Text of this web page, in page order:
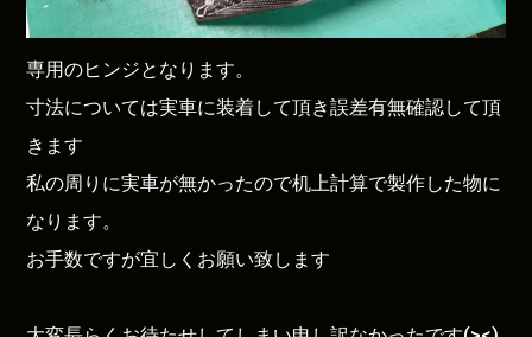
専用のヒンジとなります。
寸法については実車に装着して頂き誤差有無確認して頂
きます
私の周りに実車が無かったので机上計算で製作した物に
なります。
お手数ですが宜しくお願い致します